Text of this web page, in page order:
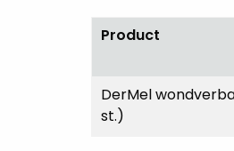
Product
DerMel
st.)